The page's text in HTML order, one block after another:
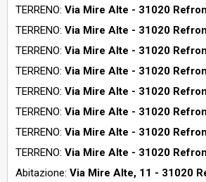
TERRENO: Via Mire Alte - 31020
TERRENO: Via Mire Alte - 31020
TERRENO: Via Mire Alte - 31020
TERRENO: Via Mire Alte - 31020
TERRENO: Via Mire Alte - 31020
TERRENO: Via Mire Alte - 31020
TERRENO: Via Mire Alte - 31020
TERRENO: Via Mire Alte - 31020
Abitazione: Via Mire Alte, 11 - 31020